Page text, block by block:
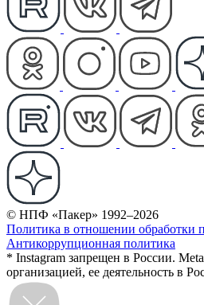
© НПФ «Пакер» 1992–2026
Политика в отношении обработки
Антикоррупционная политика
* Instagram запрещен в России.
организацией, ее деятельность в